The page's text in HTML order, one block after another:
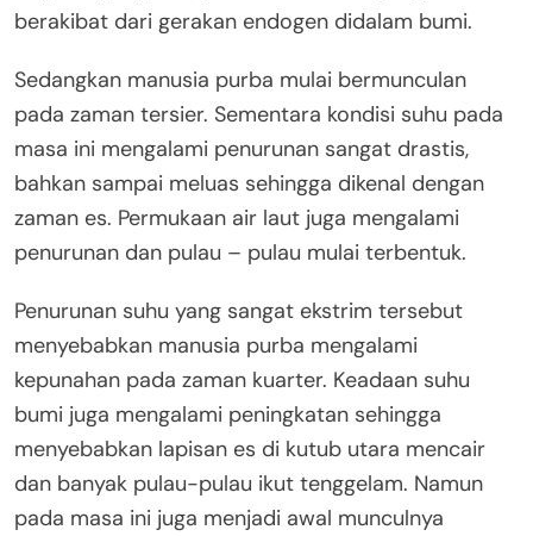
berakibat dari gerakan endogen didalam bumi.
Sedangkan manusia purba mulai bermunculan
pada zaman tersier. Sementara kondisi suhu pada
masa ini mengalami penurunan sangat drastis,
bahkan sampai meluas sehingga dikenal dengan
zaman es. Permukaan air laut juga mengalami
penurunan dan pulau – pulau mulai terbentuk.
Penurunan suhu yang sangat ekstrim tersebut
menyebabkan manusia purba mengalami
kepunahan pada zaman kuarter. Keadaan suhu
bumi juga mengalami peningkatan sehingga
menyebabkan lapisan es di kutub utara mencair
dan banyak pulau-pulau ikut tenggelam. Namun
pada masa ini juga menjadi awal munculnya